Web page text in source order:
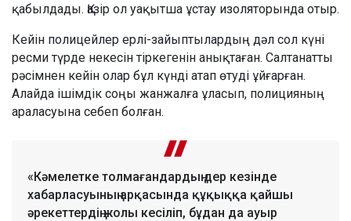
қабылдады. Қазір ол уақытша ұстау изоляторында отыр.
Кейін полицейлер ерлі-зайыптылардың дәл сол күні
ресми түрде некесін тіркегенін анықтаған. Салтанатты
рәсімнен кейін олар бұл күнді атап өтуді ұйғарған.
Алайда ішімдік соңы жанжалға ұласып, полицияның
араласуына себеп болған.
«Кәмелетке толмағандардың дер кезінде
хабарласуының арқасында құқыққа қайшы
әрекеттердің жолы кесіліп, бұдан да ауыр